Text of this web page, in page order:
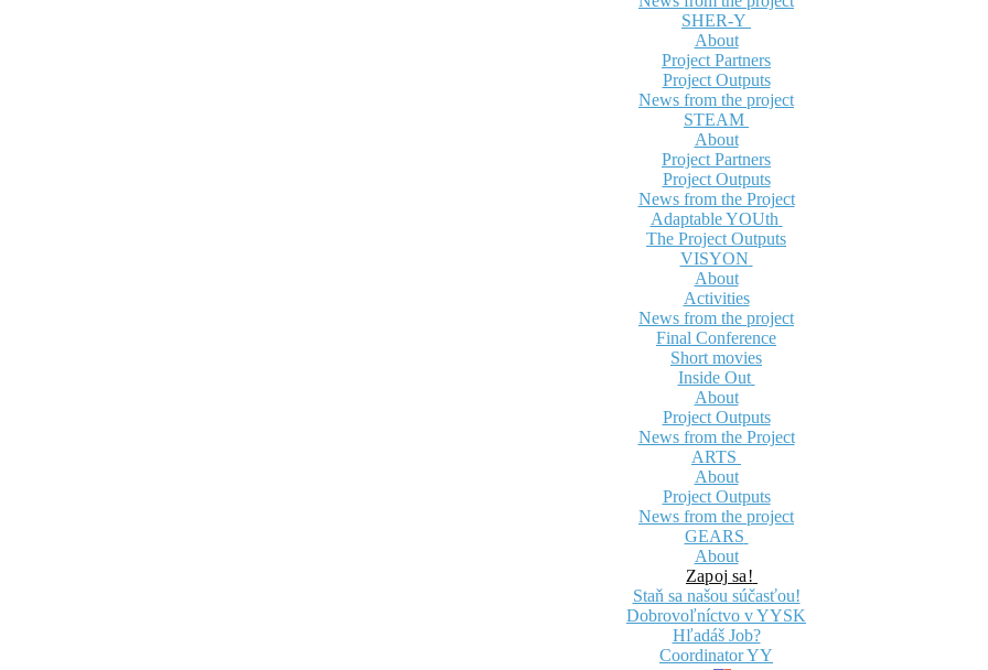
SHER-Y
About
Project Partners
Project Outputs
News from the project
STEAM
About
Project Partners
Project Outputs
News from the Project
Adaptable YOUth
The Project Outputs
VISYON
About
Activities
News from the project
Final Conference
Short movies
Inside Out
About
Project Outputs
News from the Project
ARTS
About
Project Outputs
News from the project
GEARS
About
Zapoj sa!
Staň sa našou súčasťou!
Dobrovoľníctvo v YYSK
Hľadáš Job?
Coordinator YY